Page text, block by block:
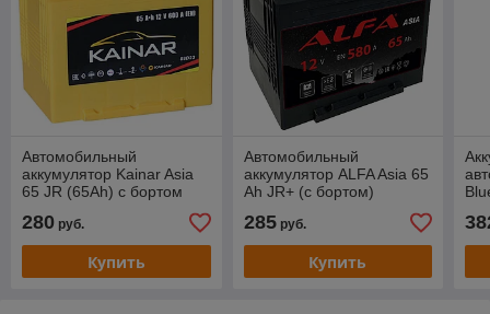
Автомобильный
аккумулятор Kainar Asia
65 JR (65Ah) с бортом
280 руб.
Купить
Автомобильный
аккумулятор ALFA Asia 65
Ah JR+ (с бортом)
285руб.
Купить